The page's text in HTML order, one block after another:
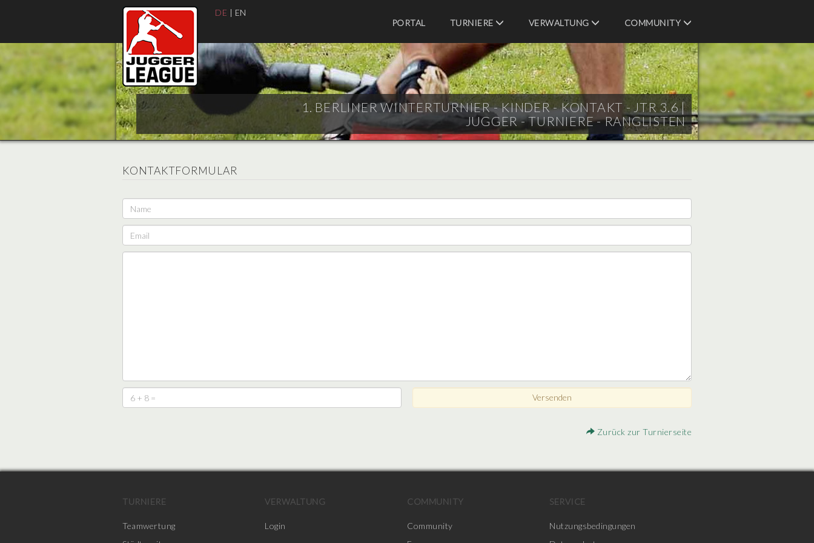
DE | EN
PORTAL
TURNIERE VERWALTUNG COMMUNITY
1. BERLINER WINTERTURNIER - KINDER - KONTAKT - JTR 3.6 |
JUGGER - TURNIERE - RANGLISTEN
KONTAKTFORMULAR
Zurück zur Turnierseite
TURNIERE
Teamwertung
VERWALTUNG
Login
COMMUNITY
Community
SERVICE
Nutzungsbedingungen